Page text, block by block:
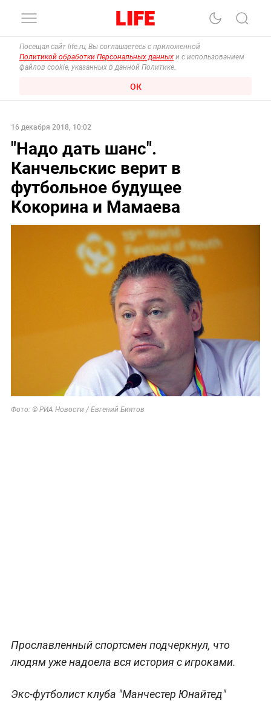
Посещая сайт life.ru, Вы соглашаетесь с приложенной
Политикой обработки Персональных данных и с использованием
файлов cookie, указанных в данной Политике.
ОК
16 декабря 2018, 10:02
"Надо дать шанс".
Канчельскис верит в
футбольное будущее
Кокорина и Мамаева
Фото: © РИА Новости / Евгений Биятов
Прославленный спортсмен подчеркнул, что
людям уже надоела вся история с игроками.
Экс-футболист клуба "Манчестер Юнайтед"